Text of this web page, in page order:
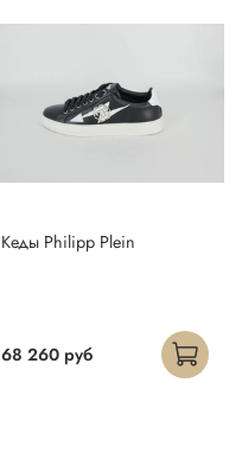
Кеды Philipp Plein
68 260 руб